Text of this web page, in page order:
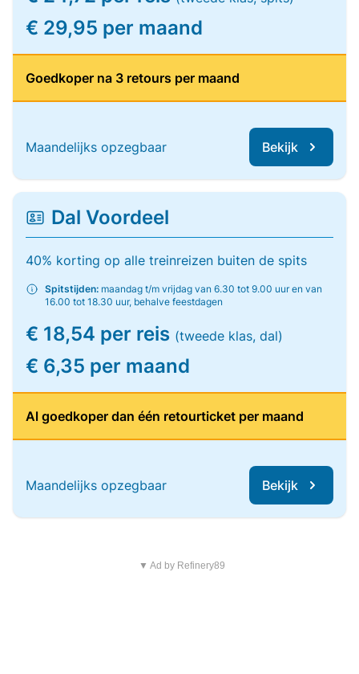
€ 29,95 per maand
Goedkoper na 3 retours per maand
Maandelijks opzegbaar Bekijk
Dal Voordeel
40% korting op alle treinreizen buiten de spits
Spitstijden: maandag t/m vrijdag van 6.30 tot 9.00 uur en van
16.00 tot 18.30 uur, behalve feestdagen
€ 18,54 per reis (tweede klas, dal)
€ 6,35 per maand
Al goedkoper dan één retourticket per maand
Maandelijks opzegbaar Bekijk
▼ Ad by Refinery89